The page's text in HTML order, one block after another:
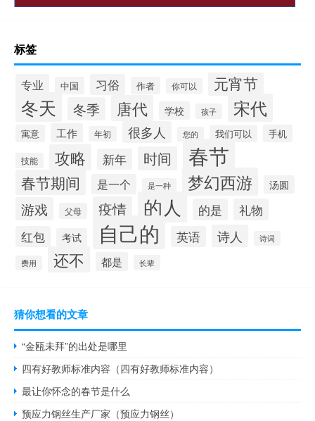
标签
专业 中国 习俗 作者 你可以 元宵节
冬天 冬季 唐代 学校 孩子 宋代
寓意 工作 年初 很多人 您的 我们可以 手机
技能 攻略 新年 时间 春节
春节期间 是一个 是一种 梦幻西游 汤圆
游戏 父母 疫情 的人 的是 礼物
红包 考试 自己的 英语 诗人 诗词
费用 还不 都是 长辈
猜你想看的文章
“金瓯未拜”的出处是哪里
四有好教师标准内容（四有好教师标准内容）
最让你怀念的春节是什么
预应力钢丝生产厂家（预应力钢丝）